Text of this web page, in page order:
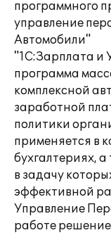
программного
управление
Автомобили"
"1С:Зарплата и
программа
комплексной
заработной
политики
применяется в
бухгалтериях,
в задачу
эффективной
Управление
работе